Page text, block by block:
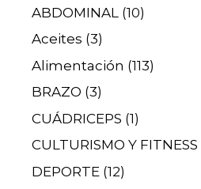
ABDOMINAL (10)
Aceites (3)
Alimentación (113)
BRAZO (3)
CUÁDRICEPS (1)
CULTURISMO Y FITNESS
DEPORTE (12)